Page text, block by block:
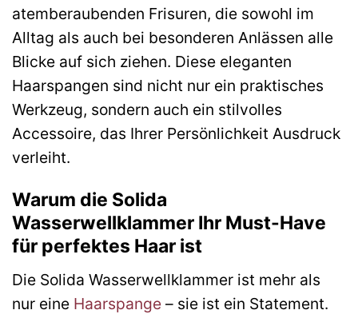
atemberaubenden Frisuren, die sowohl im
Alltag als auch bei besonderen Anlässen alle
Blicke auf sich ziehen. Diese eleganten
Haarspangen sind nicht nur ein praktisches
Werkzeug, sondern auch ein stilvolles
Accessoire, das Ihrer Persönlichkeit Ausdruck
verleiht.
Warum die Solida
Wasserwellklammer Ihr Must-Have
für perfektes Haar ist
Die Solida Wasserwellklammer ist mehr als
nur eine Haarspange – sie ist ein Statement.